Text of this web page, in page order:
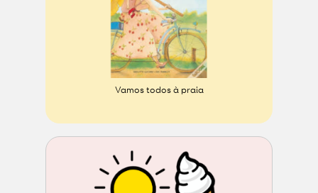
Vamos todos à praia